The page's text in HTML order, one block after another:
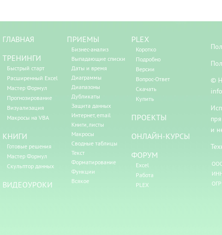
ГЛАВНАЯ
ТРЕНИНГИ
Быстрый старт
Расширенный Excel
Мастер Формул
Прогнозирование
Визуализация
Макросы на VBA
КНИГИ
Готовые решения
Мастер Формул
Скульптор данных
ВИДЕОУРОКИ
ПРИЕМЫ
Бизнес-анализ
Выпадающие списки
Даты и время
Диаграммы
Диапазоны
Дубликаты
Защита данных
Интернет, email
Книги, листы
Макросы
Сводные таблицы
Текст
Форматирование
Функции
Всякое
PLEX
Коротко
Подробно
Версии
Вопрос-Ответ
Скачать
Купить
ПРОЕКТЫ
ОНЛАЙН-КУРСЫ
ФОРУМ
Excel
Работа
PLEX
©
и